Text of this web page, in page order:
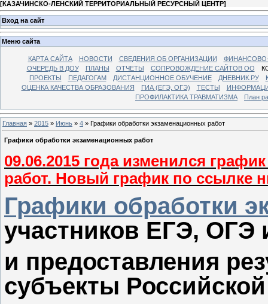
[КАЗАЧИНСКО-ЛЕНСКИЙ ТЕРРИТОРИАЛЬНЫЙ РЕСУРСНЫЙ ЦЕНТР]
Вход на сайт
Меню сайта
КАРТА САЙТА НОВОСТИ СВЕДЕНИЯ ОБ ОРГАНИЗАЦИИ
ОЧЕРЕДЬ В ДОУ
ПЛАНЫ ОТЧЕТЫ СОПРОВОЖДЕНИЕ САЙТОВ ОО
ПРОЕКТЫ
ПЕДАГОГАМ ДИСТАНЦИОННОЕ ОБУЧЕНИЕ ДНЕВНИК.РУ
ОЦЕНКА КАЧЕСТВА ОБРАЗОВАНИЯ
ГИА (ЕГЭ, ОГЭ) ТЕСТЫ
ПРОФИЛАКТИКА ТРАВМАТИЗМА
План
Главная » 2015 » Июнь » 4 » Графики обработки экзаменационных работ
Графики обработки экзаменационных работ
09.06.2015 года изменился
работ. Новый график по ссылке
Графики обработки
участников ЕГЭ, ОГЭ
и предоставления
субъекты